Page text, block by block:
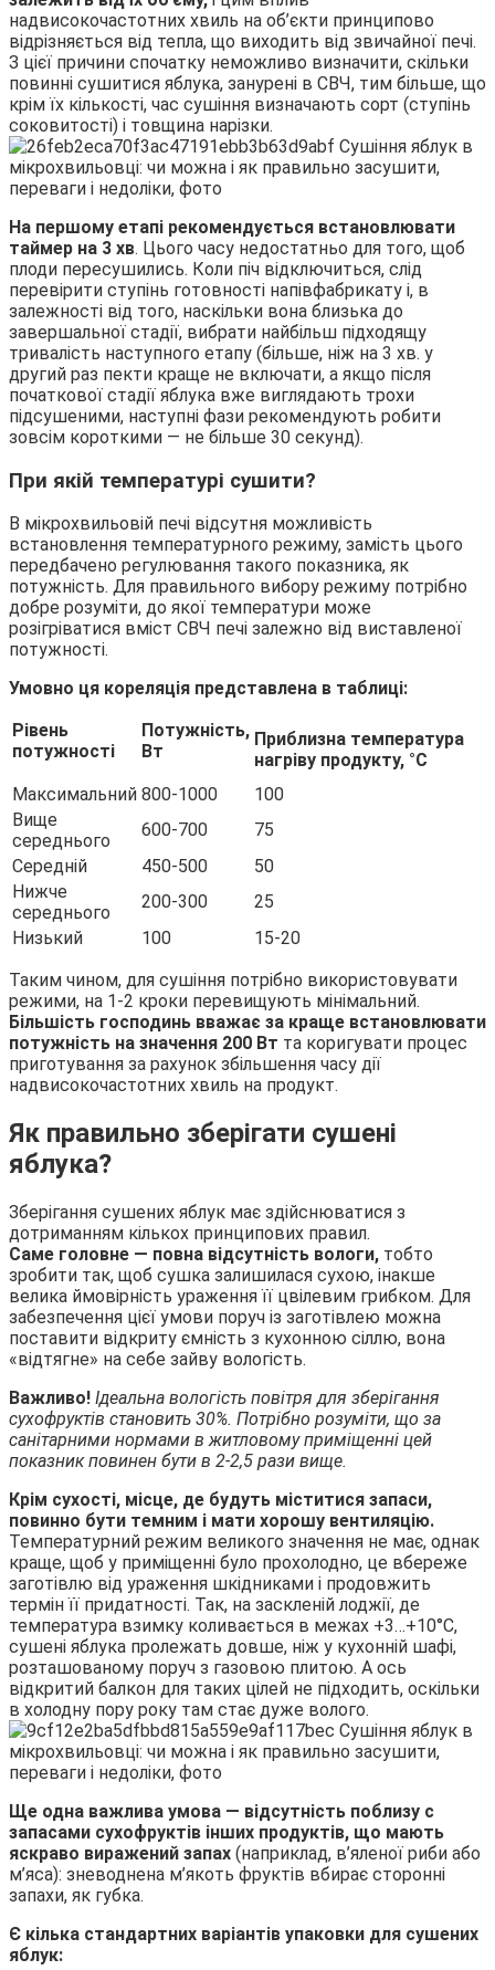
надвисокочастотних хвиль на об’єкти принципово
відрізняється від тепла, що виходить від звичайної печі.
З цієї причини спочатку неможливо визначити, скільки
повинні сушитися яблука, занурені в СВЧ, тим більше, що
крім їх кількості, час сушіння визначають сорт (ступінь
соковитості) і товщина нарізки.
На першому етапі рекомендується встановлювати
таймер на 3 хв. Цього часу недостатньо для того, щоб
плоди пересушились. Коли піч відключиться, слід
перевірити ступінь готовності напівфабрикату і, в
залежності від того, наскільки вона близька до
завершальної стадії, вибрати найбільш підходящу
тривалість наступного етапу (більше, ніж на 3 хв. у
другий раз пекти краще не включати, а якщо після
початкової стадії яблука вже виглядають трохи
підсушеними, наступні фази рекомендують робити
зовсім короткими — не більше 30 секунд).
При якій температурі сушити?
В мікрохвильовій печі відсутня можливість
встановлення температурного режиму, замість цього
передбачено регулювання такого показника, як
потужність. Для правильного вибору режиму потрібно
добре розуміти, до якої температури може
розігріватися вміст СВЧ печі залежно від виставленої
потужності.
Умовно ця кореляція представлена в таблиці:
Рівень
потужності
Потужність,
Вт
Приблизна температура
нагріву продукту, °С
Максимальний 800-1000
100
Вище
середнього
600-700
75
Середній
450-500
50
Нижче
середнього
200-300
25
Низький
100
15-20
Таким чином, для сушіння потрібно використовувати
режими, на 1-2 кроки перевищують мінімальний.
Більшість господинь вважає за краще встановлювати
потужність на значення 200 Вт та коригувати процес
приготування за рахунок збільшення часу дії
надвисокочастотних хвиль на продукт.
Як правильно зберігати сушені
яблука?
Зберігання сушених яблук має здійснюватися з
дотриманням кількох принципових правил.
Саме головне — повна відсутність вологи, тобто
зробити так, щоб сушка залишилася сухою, інакше
велика ймовірність ураження її цвілевим грибком. Для
забезпечення цієї умови поруч із заготівлею можна
поставити відкриту ємність з кухонною сіллю, вона
«відтягне» на себе зайву вологість.
Важливо! Ідеальна вологість повітря для зберігання
сухофруктів становить 30%. Потрібно розуміти, що за
санітарними нормами в житловому приміщенні цей
показник повинен бути в 2-2,5 рази вище.
Крім сухості, місце, де будуть міститися запаси,
повинно бути темним і мати хорошу вентиляцію.
Температурний режим великого значення не має, однак
краще, щоб у приміщенні було прохолодно, це вбереже
заготівлю від ураження шкідниками і продовжить
термін її придатності. Так, на заскленій лоджії, де
температура взимку коливається в межах +3…+10°С,
сушені яблука пролежать довше, ніж у кухонній шафі,
розташованому поруч з газовою плитою. А ось
відкритий балкон для таких цілей не підходить, оскільки
в холодну пору року там стає дуже волого.
Ще одна важлива умова — відсутність поблизу с
запасами сухофруктів інших продуктів, що мають
яскраво виражений запах (наприклад, в’яленої риби або
м’яса): зневоднена м’якоть фруктів вбирає сторонні
запахи, як губка.
Є кілька стандартних варіантів упаковки для сушених
яблук: